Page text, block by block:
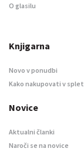
O glasilu
Knjigarna
Novo v ponudbi
Kako nakupovati v
Novice
Aktualni članki
Naroči se na novice